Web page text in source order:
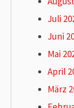
Juli
Juni
Mai
April
März